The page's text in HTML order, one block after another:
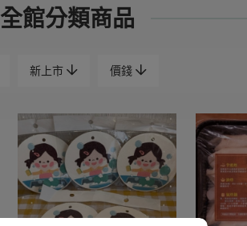
全館分類商品
新上市 價錢